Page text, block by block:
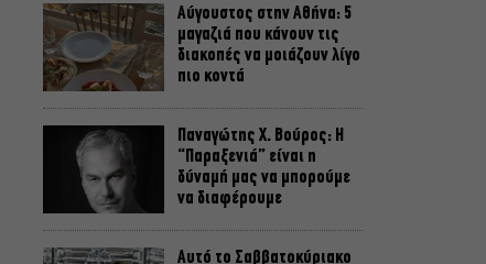
Αύγουστος στην Αθήνα: 5
μαγαζιά που κάνουν τις
διακοπές να μοιάζουν λίγο
πιο κοντά
Παναγώτης Χ. Βούρος: Η
“Παραξενιά” είναι η
δύναμή μας να μπορούμε
να διαφέρουμε
Αυτό το Σαββατοκύριακο